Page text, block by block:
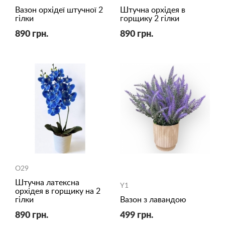
Вазон орхідеї штучної 2
гілки
890 грн.
Штучна орхідея в
горщику 2 гілки
890 грн.
O29
Штучна латексна
орхідея в горщику на 2
гілки
890 грн.
Y1
Вазон з лавандою
499 грн.